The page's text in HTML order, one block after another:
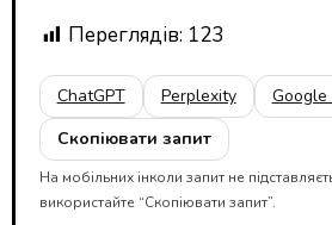
Переглядів: 123
ChatGPT Perplexity
Google
Скопіювати запит
На мобільних інколи запит не
використайте “Скопіювати запит”.